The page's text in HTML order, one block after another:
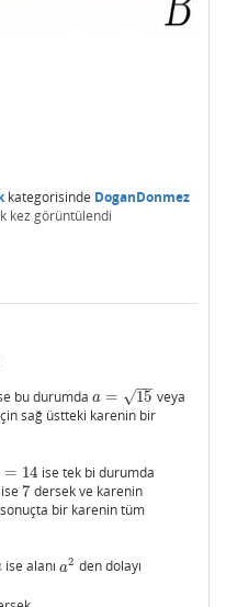
kategorisinde DoganDonmez
kez görüntülendi
bu durumda a = 15
−−
√
a=15 veya
sağ üstteki karenin bir
= 14
14
ise tek bi durumda
7
7 dersek ve karenin
bir karenin tüm
ise alanıa2
a2 den dolayı